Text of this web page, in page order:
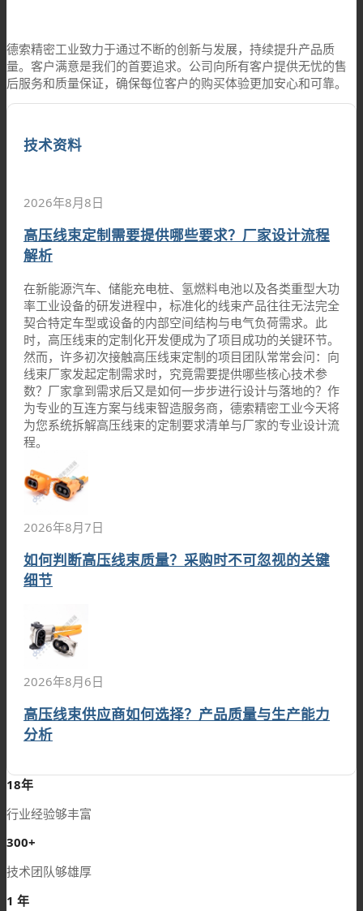
德索精密工业致力于通过不断的创新与发展，持续提升产品质
量。客户满意是我们的首要追求。公司向所有客户提供无忧的售
后服务和质量保证，确保每位客户的购买体验更加安心和可靠。
技术资料
2026年8月8日
高压线束定制需要提供哪些要求？厂家设计流程
解析
在新能源汽车、储能充电桩、氢燃料电池以及各类重型大功
率工业设备的研发进程中，标准化的线束产品往往无法完全
契合特定车型或设备的内部空间结构与电气负荷需求。此
时，高压线束的定制化开发便成为了项目成功的关键环节。
然而，许多初次接触高压线束定制的项目团队常常会问：向
线束厂家发起定制需求时，究竟需要提供哪些核心技术参
数？厂家拿到需求后又是如何一步步进行设计与落地的？作
为专业的互连方案与线束智造服务商，德索精密工业今天将
为您系统拆解高压线束的定制要求清单与厂家的专业设计流
程。
2026年8月7日
如何判断高压线束质量？采购时不可忽视的关键
细节
2026年8月6日
高压线束供应商如何选择？产品质量与生产能力
分析
18年
行业经验够丰富
300+
技术团队够雄厚
1 年